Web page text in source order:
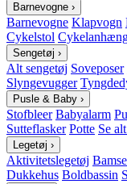
Barnevogne ›
Barnevogne Klapvogn
Cykelstol
Sengetøj ›
Alt sengetøj Soveposer
Slyngevugger
Pusle & Baby ›
Stofbleer Babyalarm
Sutteflasker Potte Se
Legetøj ›
Aktivitetslegetøj
Dukkehus Boldbassin